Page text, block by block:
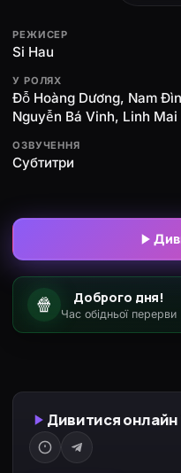
РЕЖИСЕР
Si Hau
У РОЛЯХ
Đỗ Hoàng Dương, Nam
Nguyễn Bá Vinh, Linh Mai
ОЗВУЧЕННЯ
Субтитри
🍿 Доброго дня!
Час обідньої перерви
Дивитися онлайн